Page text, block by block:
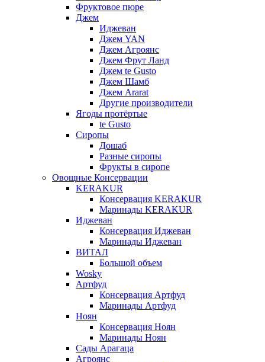
Фруктовое пюре
Джем
Иджеван
Джем YAN
Джем Агроянс
Джем Фрут Ланд
Джем te Gusto
Джем Шамб
Джем Ararat
Другие производители
Ягоды протёртые
te Gusto
Сиропы
Дошаб
Разные сиропы
Фрукты в сиропе
Овощные Консервации
KERAKUR
Консервация KERAKUR
Маринады KERAKUR
Иджеван
Консервация Иджеван
Маринады Иджеван
ВИТАЛ
Большой объем
Wosky
Артфуд
Консервация Артфуд
Маринады Артфуд
Ноян
Консервация Ноян
Маринады Ноян
Сады Арагаца
Агроянс